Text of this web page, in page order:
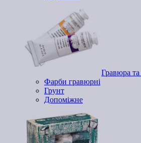
Гравюра
Фарби гравюрні
Грунт
Допоміжне